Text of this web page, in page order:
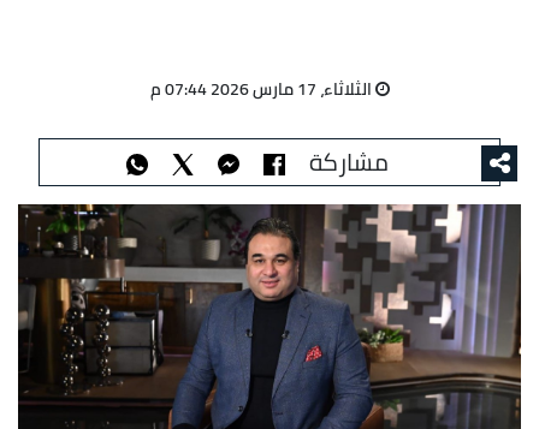
الثلاثاء، 17 مارس 2026 07:44 م
مشاركة